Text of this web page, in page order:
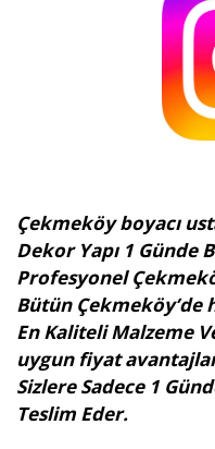
Çekmeköy boyacı
Dekor Yapı 1 Günde
Profesyonel
Bütün Çekmeköy’de
En Kaliteli Malzeme
uygun fiyat
Sizlere Sadece 1
Teslim Eder.